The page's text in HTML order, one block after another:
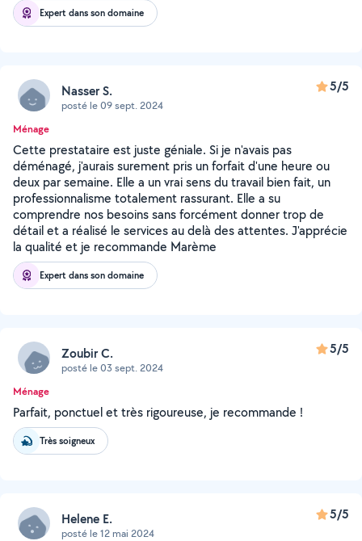
Expert dans son domaine
Nasser S.
posté le 09 sept. 2024
5/5
Ménage
Cette prestataire est juste géniale. Si je n'avais pas
déménagé, j'aurais surement pris un forfait d'une heure ou
deux par semaine. Elle a un vrai sens du travail bien fait, un
professionnalisme totalement rassurant. Elle a su
comprendre nos besoins sans forcément donner trop de
détail et a réalisé le services au delà des attentes. J'apprécie
la qualité et je recommande Marème
Expert dans son domaine
Zoubir C.
posté le 03 sept. 2024
5/5
Ménage
Parfait, ponctuel et très rigoureuse, je recommande !
Très soigneux
Helene E.
posté le 12 mai 2024
5/5